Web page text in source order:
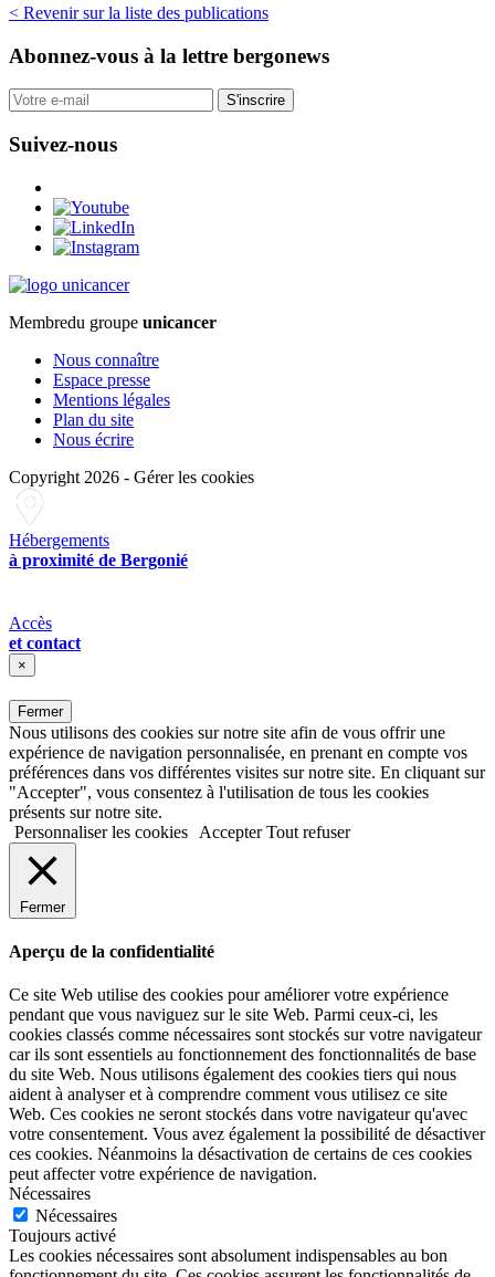
< Revenir sur la liste des publications
Abonnez-vous à la lettre bergonews
S'inscrire
Suivez-nous
Membredu groupe unicancer
Nous connaître
Espace presse
Mentions légales
Plan du site
Nous écrire
Copyright 2026 - Gérer les cookies
Hébergements
à proximité de Bergonié
Accès
et contact
×
Fermer
Nous utilisons des cookies sur notre site afin de vous offrir une
expérience de navigation personnalisée, en prenant en compte vos
préférences dans vos différentes visites sur notre site. En cliquant sur
"Accepter", vous consentez à l'utilisation de tous les cookies
présents sur notre site.
Personnaliser les cookies
Accepter Tout refuser
Fermer
Aperçu de la confidentialité
Ce site Web utilise des cookies pour améliorer votre expérience
pendant que vous naviguez sur le site Web. Parmi ceux-ci, les
cookies classés comme nécessaires sont stockés sur votre navigateur
car ils sont essentiels au fonctionnement des fonctionnalités de base
du site Web. Nous utilisons également des cookies tiers qui nous
aident à analyser et à comprendre comment vous utilisez ce site
Web. Ces cookies ne seront stockés dans votre navigateur qu'avec
votre consentement. Vous avez également la possibilité de désactiver
ces cookies. Néanmoins la désactivation de certains de ces cookies
peut affecter votre expérience de navigation.
Nécessaires
Nécessaires
Toujours activé
Les cookies nécessaires sont absolument indispensables au bon